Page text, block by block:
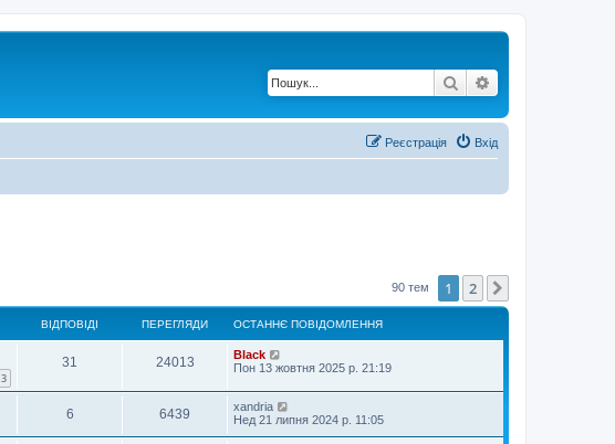
Пошук
Вхід
Реєстрація
90 тем 1 2
ВІДПОВІДІ ПЕРЕГЛЯДИ ОСТАННЄ ПОВІДОМЛЕННЯ
3
31 24013
Black
Пон 13 жовтня 2025 р. 21:19
6 6439
xandria
Нед 21 липня 2024 р. 11:05